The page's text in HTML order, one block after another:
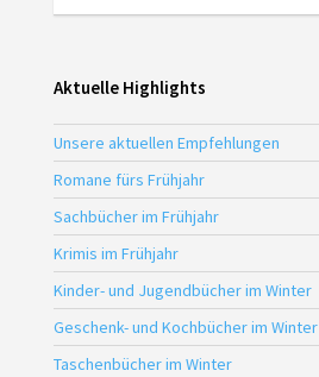
Aktuelle Highlights
Unsere aktuellen Empfehlungen
Romane fürs Frühjahr
Sachbücher im Frühjahr
Krimis im Frühjahr
Kinder- und Jugendbücher im Winter
Geschenk- und Kochbücher im Winter
Taschenbücher im Winter